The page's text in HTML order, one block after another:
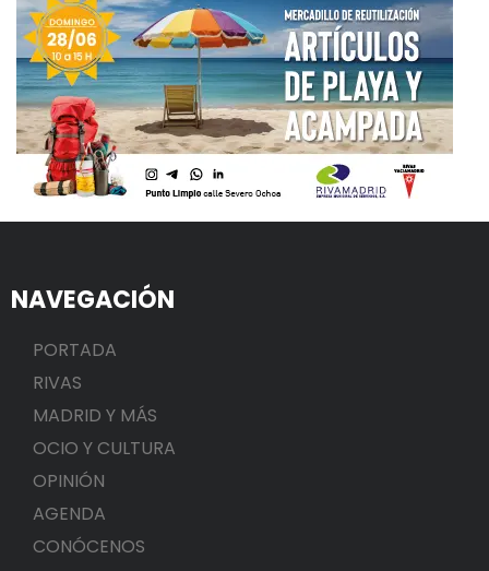
NAVEGACIÓN
PORTADA
RIVAS
MADRID Y MÁS
OCIO Y CULTURA
OPINIÓN
AGENDA
CONÓCENOS